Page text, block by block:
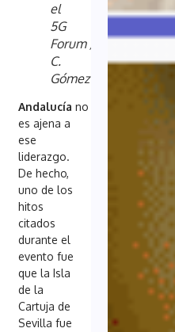
el
5G
Forum / S.
C.
Gómez
Andalucíano
es ajena a
ese
liderazgo.
De hecho,
uno de los
hitos
citados
durante el
evento fue
que la Isla
de la
Cartuja de
Sevilla fue